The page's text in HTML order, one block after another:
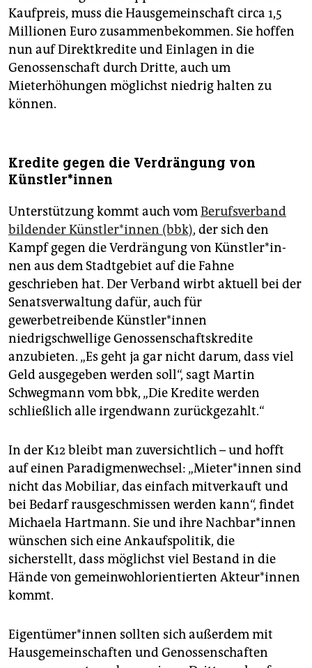
Kaufpreis, muss die Hausgemeinschaft circa 1,5
Millionen Euro zusammenbekommen. Sie hoffen
nun auf Direktkredite und Einlagen in die
Genossenschaft durch Dritte, auch um
Mieterhöhungen möglichst niedrig halten zu
können.
Kredite gegen die Verdrängung von
Künst­le­r*in­nen
Unterstützung kommt auch vomBerufsverband
bildender Künst­le­r*in­nen (bbk), der sich den
Kampf gegen die Verdrängung von Künst­le­r*in­
nen aus dem Stadtgebiet auf die Fahne
geschrieben hat. Der Verband wirbt aktuell bei der
Senatsverwaltung dafür, auch für
gewerbetreibende Künst­le­r*in­nen
niedrigschwellige Genossenschaftskredite
anzubieten. „Es geht ja gar nicht darum, dass viel
Geld ausgegeben werden soll“, sagt Martin
Schwegmann vom bbk, „Die Kredite werden
schließlich alle irgendwann zurückgezahlt.“
In der K12 bleibt man zuversichtlich – und hofft
auf einen Paradigmenwechsel: „Mieter*innen sind
nicht das Mobiliar, das einfach mitverkauft und
bei Bedarf rausgeschmissen werden kann“, findet
Michaela Hartmann. Sie und ihre Nach­ba­r*in­nen
wünschen sich eine Ankaufspolitik, die
sicherstellt, dass möglichst viel Bestand in die
Hände von gemeinwohlorientierten Ak­teu­r*in­nen
kommt.
Ei­gen­tü­me­r*in­nen sollten sich außerdem mit
Hausgemeinschaften und Genossenschaften